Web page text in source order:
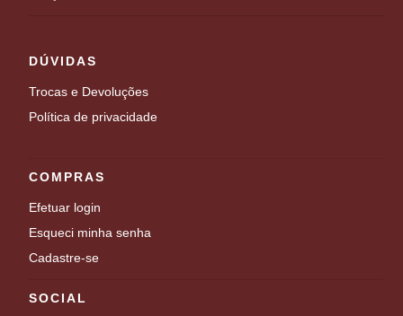
DÚVIDAS
Trocas e Devoluções
Política de privacidade
COMPRAS
Efetuar login
Esqueci minha senha
Cadastre-se
SOCIAL